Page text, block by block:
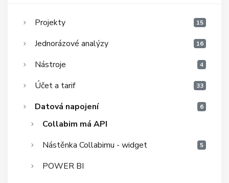
Projekty 15
Jednorázové analýzy 16
Nástroje 4
Účet a tarif 33
Datová napojení 6
Collabim má API
Nástěnka Collabimu - widget
5
POWER BI